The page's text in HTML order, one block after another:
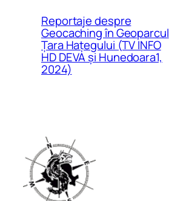
Reportaje despre
Geocaching în Geoparcul
Țara Hațegului (TV INFO
HD DEVA și Hunedoara1,
2024)